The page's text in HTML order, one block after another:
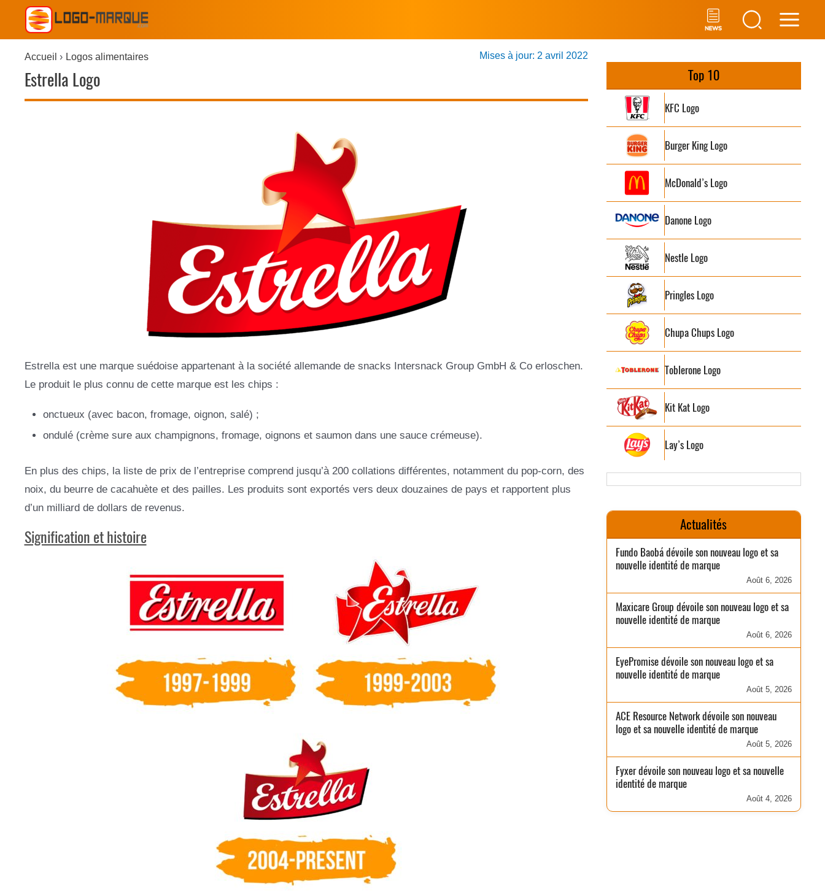
Accueil Logos alimentaires
Estrella Logo
Mises à jour: 2 avril 2022
Estrella est une marque suédoise appartenant à la société allemande de snacks Intersnack Group GmbH & Co erloschen.
Le produit le plus connu de cette marque est les chips :
onctueux (avec bacon, fromage, oignon, salé) ;
ondulé (crème sure aux champignons, fromage, oignons et saumon dans une sauce crémeuse).
En plus des chips, la liste de prix de l’entreprise comprend jusqu’à 200 collations différentes, notamment du pop-corn, des
noix, du beurre de cacahuète et des pailles. Les produits sont exportés vers deux douzaines de pays et rapportent plus
d’un milliard de dollars de revenus.
Signification et histoire
Top 10
KFC Logo
Burger King Logo
McDonald’s Logo
Danone Logo
Nestle Logo
Pringles Logo
Chupa Chups Logo
Toblerone Logo
Kit Kat Logo
Lay’s Logo
Actualités
Fundo Baobá dévoile son nouveau logo et sa
nouvelle identité de marque
Août 6, 2026
Maxicare Group dévoile son nouveau logo et sa
nouvelle identité de marque
Août 6, 2026
EyePromise dévoile son nouveau logo et sa
nouvelle identité de marque
Août 5, 2026
ACE Resource Network dévoile son nouveau
logo et sa nouvelle identité de marque
Août 5, 2026
Fyxer dévoile son nouveau logo et sa nouvelle
identité de marque
Août 4, 2026